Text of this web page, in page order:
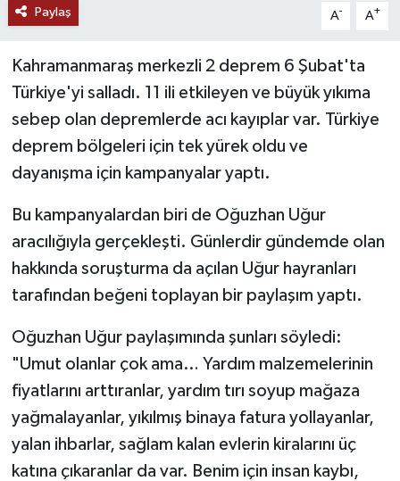
Paylaş A- A+
Kahramanmaraş merkezli 2 deprem 6 Şubat'ta
Türkiye'yi salladı. 11 ili etkileyen ve büyük yıkıma
sebep olan depremlerde acı kayıplar var. Türkiye
deprem bölgeleri için tek yürek oldu ve
dayanışma için kampanyalar yaptı.
Bu kampanyalardan biri de Oğuzhan Uğur
aracılığıyla gerçekleşti. Günlerdir gündemde olan
hakkında soruşturma da açılan Uğur hayranları
tarafından beğeni toplayan bir paylaşım yaptı.
Oğuzhan Uğur paylaşımında şunları söyledi:
"Umut olanlar çok ama… Yardım malzemelerinin
fiyatlarını arttıranlar, yardım tırı soyup mağaza
yağmalayanlar, yıkılmış binaya fatura yollayanlar,
yalan ihbarlar, sağlam kalan evlerin kiralarını üç
katına çıkaranlar da var. Benim için insan kaybı,